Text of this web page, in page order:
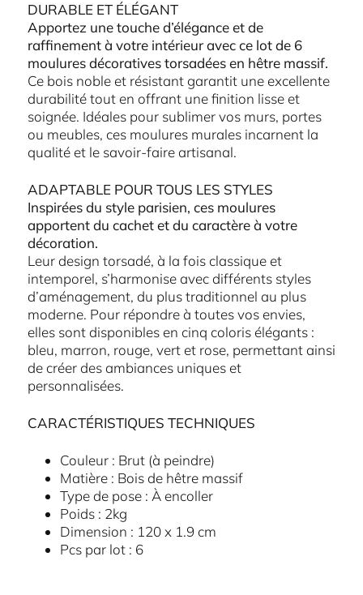
DURABLE ET ÉLÉGANT
Apportez une touche d’élégance et de
raffinement à votre intérieur avec ce lot de 6
moulures décoratives torsadées en hêtre massif.
Ce bois noble et résistant garantit une excellente
durabilité tout en offrant une finition lisse et
soignée. Idéales pour sublimer vos murs, portes
ou meubles, ces moulures murales incarnent la
qualité et le savoir-faire artisanal.
ADAPTABLE POUR TOUS LES STYLES
Inspirées du style parisien, ces moulures
apportent du cachet et du caractère à votre
décoration.
Leur design torsadé, à la fois classique et
intemporel, s’harmonise avec différents styles
d’aménagement, du plus traditionnel au plus
moderne. Pour répondre à toutes vos envies,
elles sont disponibles en cinq coloris élégants :
bleu, marron, rouge, vert et rose, permettant ainsi
de créer des ambiances uniques et
personnalisées.
CARACTÉRISTIQUES TECHNIQUES
Couleur : Brut (à peindre)
Matière : Bois de hêtre massif
Type de pose : À encoller
Poids : 2kg
Dimension : 120 x 1.9 cm
Pcs par lot : 6